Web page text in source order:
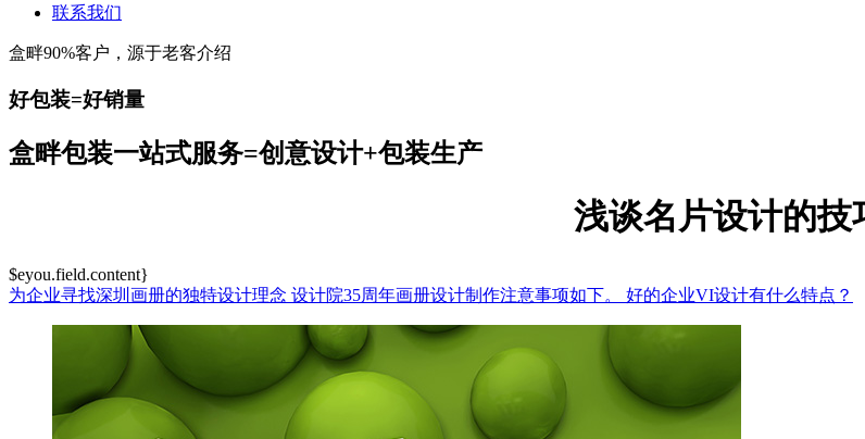
联系我们
盒畔90%客户，源于老客介绍
好包装=好销量
盒畔包装一站式服务=创意设计+包装生产
浅谈名片设计的技
$eyou.field.content}
为企业寻找深圳画册的独特设计理念 设计院35周年画册设计制作注意事项如下。 好的企业VI设计有什么特点？